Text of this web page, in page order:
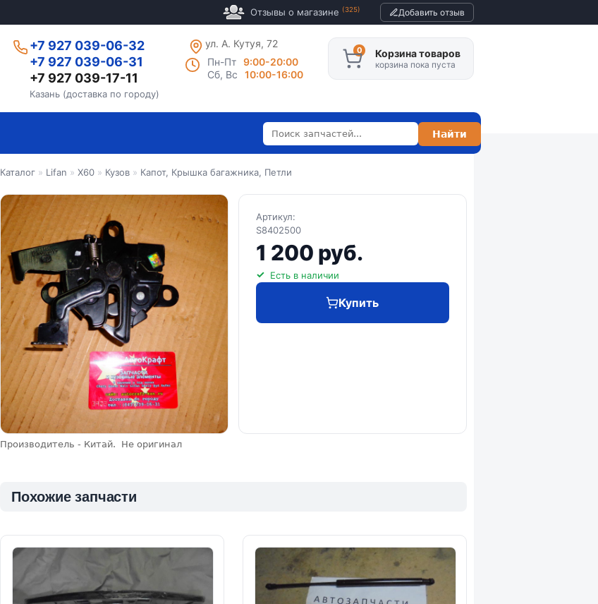
Отзывы о магазине (325) Добавить отзыв
+7 927 039-06-32
+7 927 039-06-31
+7 927 039-17-11
Казань (доставка по городу)
ул. А. Кутуя, 72
Пн-Пт
9:00-20:00
Сб, Вс
10:00-16:00
Корзина товаров
корзина пока пуста
Каталог » Lifan » X60 » Кузов » Капот, Крышка багажника, Петли
Артикул:
S8402500
1 200 руб.
Есть в наличии
Купить
Производитель - Китай. Не оригинал
Похожие запчасти